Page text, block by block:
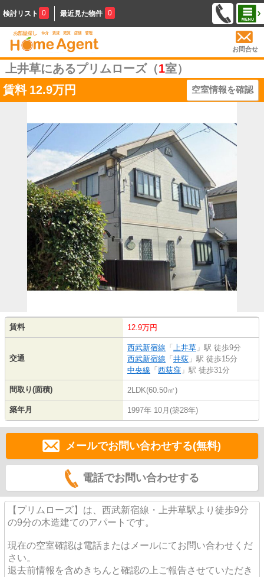
検討リスト 0 最近見た物件 0
お問合せ
上井草にあるプリムローズ（1室）
賃料 12.9万円 空室情報を確認
賃料 12.9万円
交通
西武新宿線 「 上井草 」駅 徒歩9分
西武新宿線 「 井荻 」駅 徒歩15分
中央線 「 西荻窪 」駅 徒歩31分
間取り(面積) 2LDK(60.50㎡)
築年月 1997年 10月(築28年)
メールでお問い合わせする(無料)
電話でお問い合わせする
【プリムローズ】は、西武新宿線・上井草駅より徒歩9分
の9分の木造建てのアパートです。
現在の空室確認は電話またはメールにてお問い合わせくだ
さい。
退去前情報を含めきちんと確認の上ご報告させていただき